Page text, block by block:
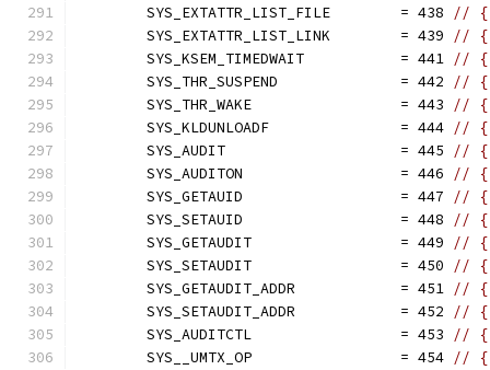
	SYS_EXTATTR_LIST_FILE        = 438
// {
	SYS_EXTATTR_LIST_LINK        = 439
// {
	SYS_KSEM_TIMEDWAIT           = 441
// {
	SYS_THR_SUSPEND              = 442
// {
	SYS_THR_WAKE                 = 443
// {
	SYS_KLDUNLOADF               = 444
// {
	SYS_AUDIT                    = 445
// {
	SYS_AUDITON                  = 446
// {
	SYS_GETAUID                  = 447
// {
	SYS_SETAUID                  = 448
// {
	SYS_GETAUDIT                 = 449
// {
	SYS_SETAUDIT                 = 450
// {
	SYS_GETAUDIT_ADDR            = 451
// {
	SYS_SETAUDIT_ADDR            = 452
// {
	SYS_AUDITCTL                 = 453
// {
	SYS__UMTX_OP                 = 454
// {